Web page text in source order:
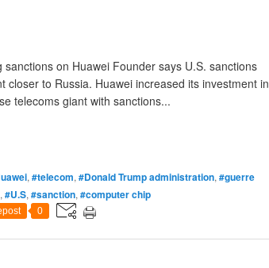
on Huawei Founder says U.S. sanctions
closer to Russia. Huawei increased its investment in
telecoms giant with sanctions...
, #telecom, #Donald Trump administration, #guerre
, #U.S, #sanction, #computer chip
0